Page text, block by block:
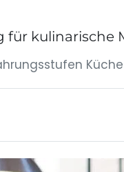
für kulinarische